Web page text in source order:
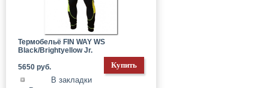
Термобельё FIN WAY WS
Black/Brightyellow Jr.
5650 руб.
В закладки